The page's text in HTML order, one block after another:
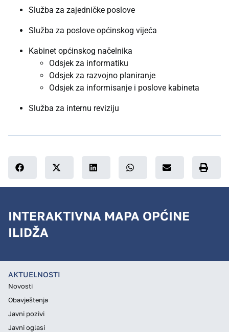
Služba za zajedničke poslove
Služba za poslove općinskog vijeća
Kabinet općinskog načelnika
Odsjek za informatiku
Odsjek za razvojno planiranje
Odsjek za informisanje i poslove kabineta
Služba za internu reviziju
INTERAKTIVNA MAPA OPĆINE
ILIDŽA
AKTUELNOSTI
Novosti
Obavještenja
Javni pozivi
Javni oglasi